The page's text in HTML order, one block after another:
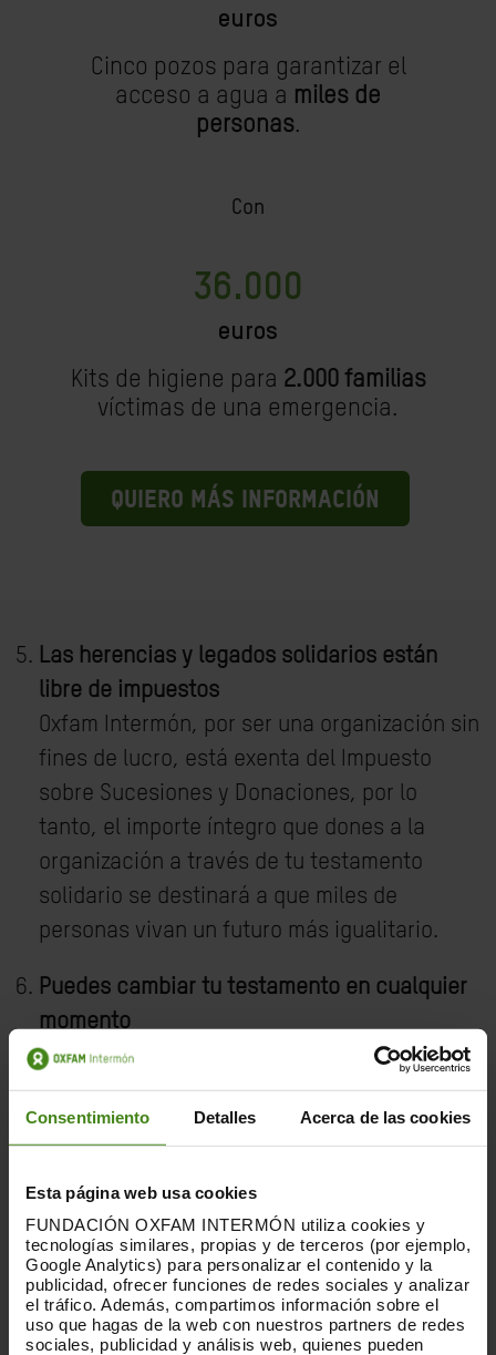
Consentimiento Detalles Acerca de las cookies
Esta página web usa cookies
FUNDACIÓN OXFAM INTERMÓN utiliza cookies y
tecnologías similares, propias y de terceros (por ejemplo,
Google Analytics) para personalizar el contenido y la
publicidad, ofrecer funciones de redes sociales y analizar
el tráfico. Además, compartimos información sobre el
uso que hagas de la web con nuestros partners de redes
sociales, publicidad y análisis web, quienes pueden
euros
Cinco pozos para garantizar el
acceso a agua a miles de
personas.
Con
36.000
euros
Kits de higiene para 2.000 familias
víctimas de una emergencia.
QUIERO MÁS INFORMACIÓN
Las herencias y legados solidarios están
libre de impuestos
Oxfam Intermón, por ser una organización sin
fines de lucro, está exenta del Impuesto
sobre Sucesiones y Donaciones, por lo
tanto, el importe íntegro que dones a la
organización a través de tu testamento
solidario se destinará a que miles de
personas vivan un futuro más igualitario.
Puedes cambiar tu testamento en cualquier
momento
Un testamento refleja tus últimas voluntades
y puedes cambiarlo en cualquier momento si
así lo deseas. Sólo tendrás que dirigirte a la
modificaciones que tú decidas.
Un testamento solidario es un acto de
justicia con las generaciones futuras
La igualdad es el futuro y destinar una parte